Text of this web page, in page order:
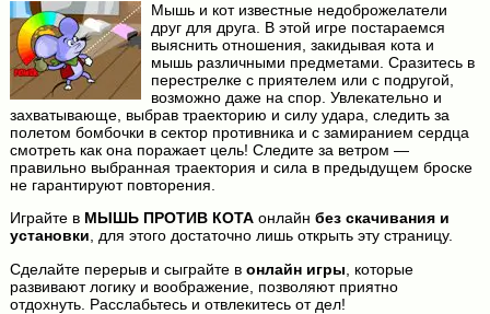
Мышь и кот известные недоброжелатели
друг для друга. В этой игре постараемся
выяснить отношения, закидывая кота и
мышь различными предметами. Сразитесь в
перестрелке с приятелем или с подругой,
возможно даже на спор. Увлекательно и
захватывающе, выбрав траекторию и силу удара, следить за
полетом бомбочки в сектор противника и с замиранием сердца
смотреть как она поражает цель! Следите за ветром —
правильно выбранная траектория и сила в предыдущем броске
не гарантируют повторения.
Играйте в МЫШЬ ПРОТИВ КОТАонлайн без скачивания и
установки, для этого достаточно лишь открыть эту страницу.
Сделайте перерыв и сыграйте в онлайн игры , которые
развивают логику и воображение, позволяют приятно
отдохнуть. Расслабьтесь и отвлекитесь от дел!